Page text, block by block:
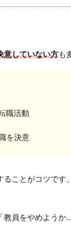
意していない方も
職活動
を決意
ることがコツで
教員をやめようか